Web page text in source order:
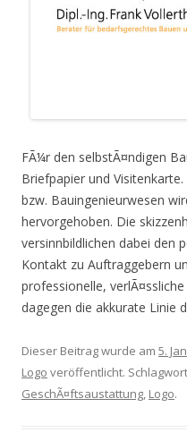
FÃ¼r den selbstÃ¤ndigen
Briefpapier und
bzw. Bauingenieurwesen
hervorgehoben. Die
versinnbildlichen dabei den
Kontakt zu Auftraggebern
professionelle,
dagegen die akkurate Linie
Dieser Beitrag wurde am 5.
Logo veröffentlicht.
GeschÃ¤ftsaustattung, Logo.